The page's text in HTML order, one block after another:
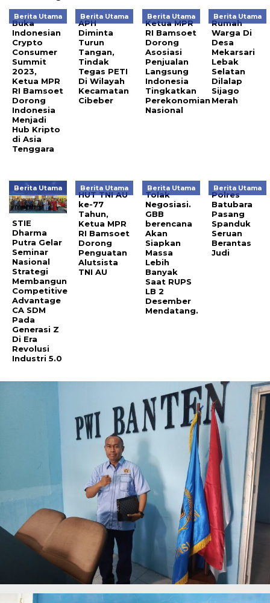
Berita Utama
Buka
Indonesian
Crypto
Consumer
Summit
2023,
Ketua MPR
RI Bamsoet
Dorong
Indonesia
Menjadi
Hub Kripto
di Asia
Tenggara
Berita Utama
APH
Diminta
Turun
Tangan,
Tindak
Tegas PETI
Di Wilayah
Kecamatan
Cibeber
Berita Utama
Ketua MPR
RI Bamsoet
Dorong
Asosiasi
Penjualan
Langsung
Indonesia
Tingkatkan
Perekonomian
Nasional
Berita Utama
Rumah
Warga Di
Desa
Mekarsari
Lebak
Selatan
Dilalap
Sijago
Merah
Berita Utama
STIE
Dharma
Putra Gelar
Seminar
Nasional
Strategi
Membangun
Competitive
Advantage
CA SDM
Pada
Generasi Z
Di Era
Revolusi
Industri 5.0
Berita Utama
HUT TNI AU
ke-77
Tahun,
Ketua MPR
RI Bamsoet
Dorong
Penguatan
Alutsista
TNI AU
Berita Utama
Tolak
Negosiasi.
GBB
berencana
Akan
Siapkan
Massa
Lebih
Banyak
Saat RUPS
LB 2
Desember
Mendatang.
Berita Utama
Polres
Batubara
Pasang
Spanduk
Seruan
Berantas
Judi